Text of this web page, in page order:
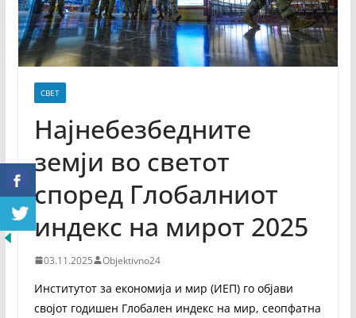
СВЕТ
Најнебезбедните
земји во светот
според Глобалниот
индекс на мирот 2025
03.11.2025 Objektivno24
Институтот за економија и мир (ИЕП) го објави
својот годишен Глобален индекс на мир, сеопфатна